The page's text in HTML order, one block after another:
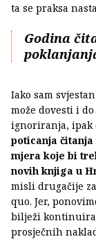
ta se praksa
Godina
Iako sam
može dovesti i
ignoriranja, ipak
poticanja
mjera koje bi
novih knjiga u
misli drugačije
quo. Jer,
bilježi
prosječnih